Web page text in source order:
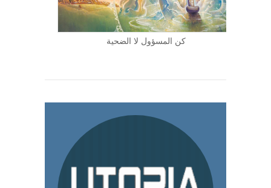
كن المسؤول لا الضحية